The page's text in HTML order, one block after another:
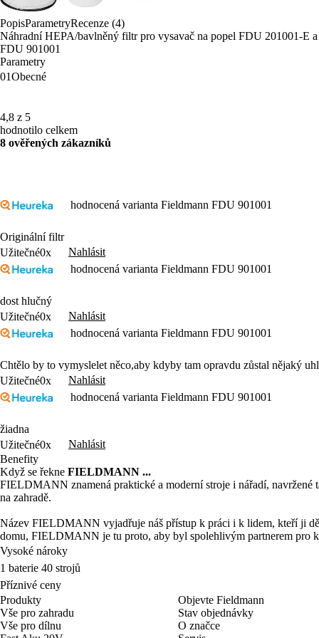
PopisParametryRecenze (4)
Náhradní HEPA/bavlněný filtr pro vysavač na popel FDU 201001-E
FDU 901001
Parametry
01Obecné
4,8 z 5
hodnotilo celkem
8 ověřených zákazníků
hodnocená varianta Fieldmann FDU 901001
Originální filtr
Užitečné0x
Nahlásit
hodnocená varianta Fieldmann FDU 901001
dost hlučný
Užitečné0x
Nahlásit
hodnocená varianta Fieldmann FDU 901001
Chtělo by to vymyslelet něco,aby kdyby tam opravdu zůstal nějaký
Užitečné0x
Nahlásit
hodnocená varianta Fieldmann FDU 901001
žiadna
Užitečné0x
Nahlásit
Benefity
Když se řekne FIELDMANN ...
FIELDMANN znamená praktické a moderní stroje i nářadí, navržené
na zahradě.
Název FIELDMANN vyjadřuje náš přístup k práci i k lidem, kteří ji
domu, FIELDMANN je tu proto, aby byl spolehlivým partnerem pro
Vysoké nároky
1 baterie 40 strojů
Příznivé ceny
Produkty
Vše pro zahradu
Vše pro dílnu
Objevte Fieldmann
Stav objednávky
O značce